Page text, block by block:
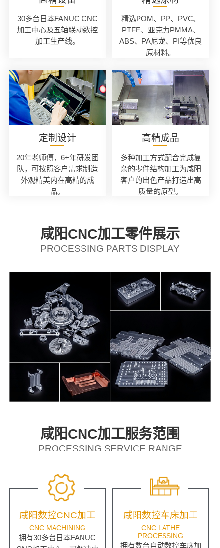
30多台日本FANUC CNC
加工中心及五轴联动数控
加工生产线。
精选POM、PP、PVC、
PTFE、亚克力PMMA、
ABS、PA尼龙、PI等优良
原材料。
定制设计
20年老师傅，6+年研发团
队，可按照客户需求制造
外观精美内在高精的成
品。
高精成品
多种加工方式配合完成复
杂的零件结构加工为咸阳
客户的出色产品打造出高
质量的原型。
咸阳CNC加工零件展示
PROCESSING PARTS DISPLAY
咸阳CNC加工服务范围
PROCESSING SERVICE RANGE
咸阳数控CNC加工
CNC MACHINING
拥有30多台日本FANUC
咸阳数控车床加工
CNC LATHE
PROCESSING
拥有数台自动数控车床加